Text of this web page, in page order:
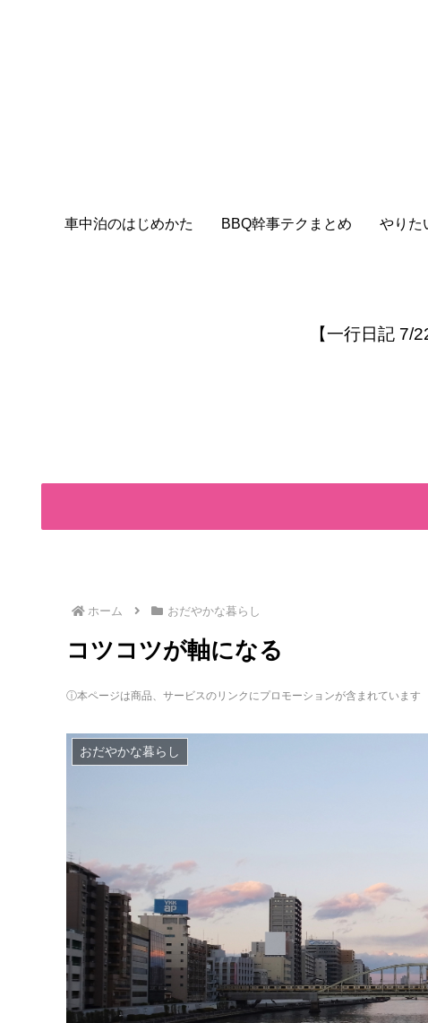
車中泊のはじめかた BBQ幹事テクまとめ やりた
【一行日記 7/
ホーム おだやかな暮らし
コツコツが軸になる
ⓘ本ページは商品、サービスのリンクにプロモーションが含まれています
おだやかな暮らし